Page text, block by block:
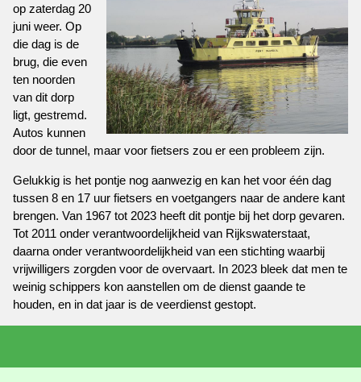
op zaterdag 20
juni weer. Op
die dag is de
brug, die even
ten noorden
van dit dorp
ligt, gestremd.
Autos kunnen
door de tunnel, maar voor fietsers zou er een probleem zijn.
Gelukkig is het pontje nog aanwezig en kan het voor één dag
tussen 8 en 17 uur fietsers en voetgangers naar de andere kant
brengen. Van 1967 tot 2023 heeft dit pontje bij het dorp gevaren.
Tot 2011 onder verantwoordelijkheid van Rijkswaterstaat,
daarna onder verantwoordelijkheid van een stichting waarbij
vrijwilligers zorgden voor de overvaart. In 2023 bleek dat men te
weinig schippers kon aanstellen om de dienst gaande te
houden, en in dat jaar is de veerdienst gestopt.